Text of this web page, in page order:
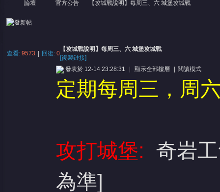
論壇 官方公告
›
【攻城戰說明】每周三、六 城堡攻城戰
查看: 9573 回復: 0
【攻城戰說明】每周三、六 城堡攻城戰
[複製鏈接]
發表於 12-14 23:28:31
顯示全部樓層 閱讀模式
定期每周 三，周
攻打城堡: 奇岩
為準]